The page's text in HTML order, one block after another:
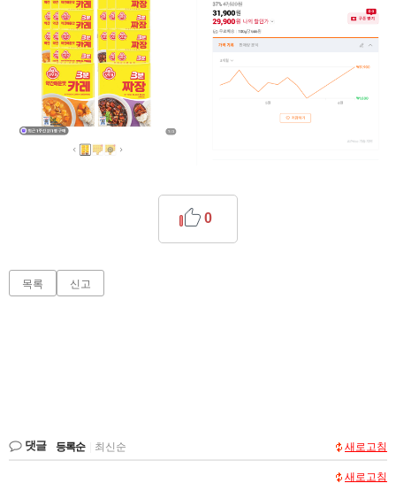
0
목록 신고
댓글 등록순 최신순 새로고침
새로고침